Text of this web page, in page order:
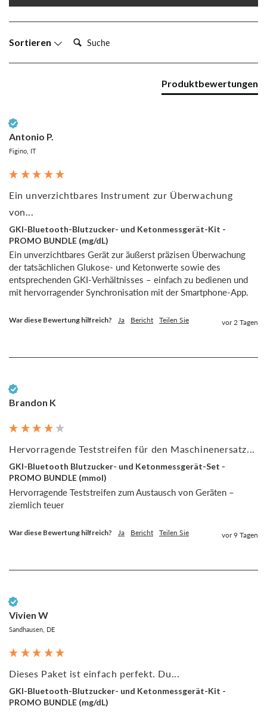
Sortieren Suche:
Produktbewertungen
Antonio P.
Figino, IT
Ein unverzichtbares Instrument zur Überwachung
von...
GKI-Bluetooth-Blutzucker- und Ketonmessgerät-Kit -
PROMO BUNDLE (mg/dL)
Ein unverzichtbares Gerät zur äußerst präzisen Überwachung
der tatsächlichen Glukose- und Ketonwerte sowie des
entsprechenden GKI-Verhältnisses – einfach zu bedienen und
mit hervorragender Synchronisation mit der Smartphone-App.
War diese Bewertung hilfreich? Ja Bericht Teilen Sie vor 2 Tagen
Brandon K
Hervorragende Teststreifen für den Maschinenersatz...
GKI-Bluetooth Blutzucker- und Ketonmessgerät-Set -
PROMO BUNDLE (mmol)
Hervorragende Teststreifen zum Austausch von Geräten –
ziemlich teuer
War diese Bewertung hilfreich? Ja Bericht Teilen Sie vor 9 Tagen
Vivien W
Sandhausen, DE
Dieses Paket ist einfach perfekt. Du...
GKI-Bluetooth-Blutzucker- und Ketonmessgerät-Kit -
PROMO BUNDLE (mg/dL)